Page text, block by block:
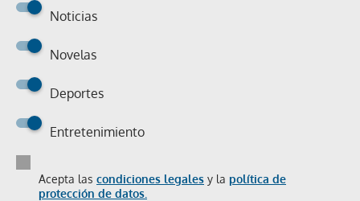
Noticias
Novelas
Deportes
Entretenimiento
Acepta las condiciones legales y la política de
protección de datos.